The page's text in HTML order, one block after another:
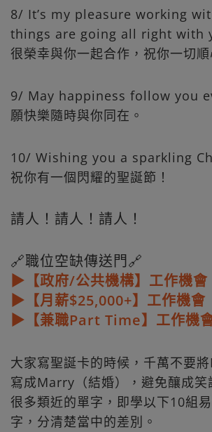
8/ It’s my pleasure working
things are going all right with
很榮幸與你一起合作，祝你一切順
9/ May happiness follow you
願快樂隨時與你同在。
10/ Wishing you a sparkling
祝你有一個閃耀的聖誕節！
請人！請人！請人！
🔗職位空缺傳送門🔗
▶【政府/公共機構】工作機會
▶【月薪$25,000+】工作機會
▶【兼職Part Time】工作機
大家寫聖誕卡的時候，千萬不要將
寫成Marry（結婚），避免釀成笑
很多類近的單字，即學以下10組
字，分清楚當中的差別。